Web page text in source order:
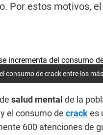
Por estos motivos,
consumo de crack entre los
salud mental de la
el consumo de crackes
600 atenciones de